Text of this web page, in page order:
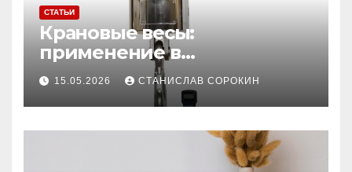
СТАТЬИ
Крановые весы:
применение в
производстве и
строительстве
15.05.2026 СТАНИСЛАВ СОРОКИН